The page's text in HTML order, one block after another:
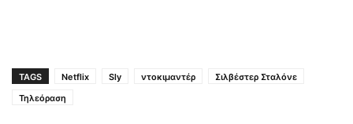
TAGS Netflix Sly ντοκιμαντέρ
Σιλβέστερ Σταλόνε
Τηλεόραση